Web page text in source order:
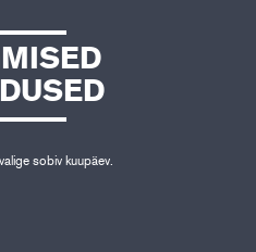
sobiv kuupäev.